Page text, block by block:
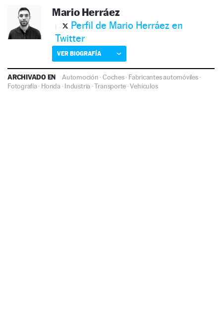
Mario Herráez
Perfil de Mario Herráez en
Twitter
VER BIOGRAFÍA
ARCHIVADO EN Automoción ·Coches· Fabricantes automóviles·
Fotografía· Honda·Industria ·Transporte ·Vehículos